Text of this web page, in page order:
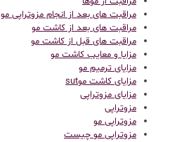
مراقبت های بعد از انجام مزوتراپی مو
مراقبت های بعد از کاشت مو
مراقبت های قبل از کاشت مو
مزایا و معایب کاشت مو
مزایای ترمیم مو
مزایای کاشت موsut
مزایای مزوتراپی
مزوتراپی
مزوتراپی مو
مزوتراپی مو چیست